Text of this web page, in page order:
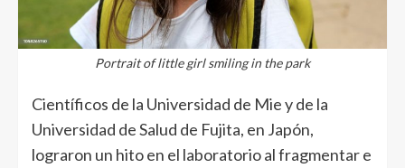
Portrait of little girl smiling in the park
Científicos de la Universidad de Mie y de la
Universidad de Salud de Fujita, en Japón,
lograron un hito en el laboratorio al fragmentar e